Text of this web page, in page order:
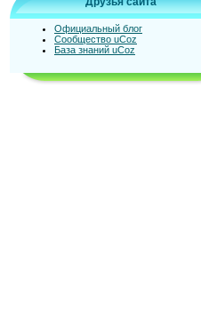
Официальный блог
Сообщество uCoz
База знаний uCoz